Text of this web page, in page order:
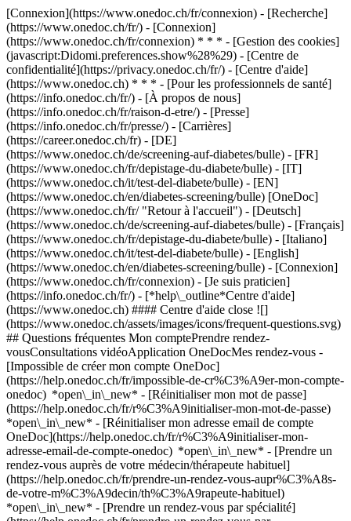
[Connexion](https://www.onedoc.ch/fr/connexion) - [Recherche]
(https://www.onedoc.ch/fr/) - [Connexion]
(https://www.onedoc.ch/fr/connexion) * * * - [Gestion des cookies]
(javascript:Didomi.preferences.show%28%29) - [Centre de
confidentialité](https://privacy.onedoc.ch/fr/) - [Centre d'aide]
(https://www.onedoc.ch) * * * - [Pour les professionnels de santé]
(https://info.onedoc.ch/fr/) - [À propos de nous]
(https://info.onedoc.ch/fr/raison-d-etre/) - [Presse]
(https://info.onedoc.ch/fr/presse/) - [Carrières]
(https://career.onedoc.ch/fr) - [DE]
(https://www.onedoc.ch/de/screening-auf-diabetes/bulle) - [FR]
(https://www.onedoc.ch/fr/depistage-du-diabete/bulle) - [IT]
(https://www.onedoc.ch/it/test-del-diabete/bulle) - [EN]
(https://www.onedoc.ch/en/diabetes-screening/bulle) [OneDoc]
(https://www.onedoc.ch/fr/ "Retour à l'accueil") - [Deutsch]
(https://www.onedoc.ch/de/screening-auf-diabetes/bulle) - [Français]
(https://www.onedoc.ch/fr/depistage-du-diabete/bulle) - [Italiano]
(https://www.onedoc.ch/it/test-del-diabete/bulle) - [English]
(https://www.onedoc.ch/en/diabetes-screening/bulle) - [Connexion]
(https://www.onedoc.ch/fr/connexion) - [Je suis praticien]
(https://info.onedoc.ch/fr/) - [*help\_outline*Centre d'aide]
(https://www.onedoc.ch) #### Centre d'aide close ![]
(https://www.onedoc.ch/assets/images/icons/frequent-questions.svg)
## Questions fréquentes Mon comptePrendre rendez-
vousConsultations vidéoApplication OneDocMes rendez-vous -
[Impossible de créer mon compte OneDoc]
(https://help.onedoc.ch/fr/impossible-de-cr%C3%A9er-mon-compte-
onedoc) *open\_in\_new* - [Réinitialiser mon mot de passe]
(https://help.onedoc.ch/fr/r%C3%A9initialiser-mon-mot-de-passe)
*open\_in\_new* - [Réinitialiser mon adresse email de compte
OneDoc](https://help.onedoc.ch/fr/r%C3%A9initialiser-mon-
adresse-email-de-compte-onedoc) *open\_in\_new* - [Prendre un
rendez-vous auprès de votre médecin/thérapeute habituel]
(https://help.onedoc.ch/fr/prendre-un-rendez-vous-aupr%C3%A8s-
de-votre-m%C3%A9decin/th%C3%A9rapeute-habituel)
*open\_in\_new* - [Prendre un rendez-vous par spécialité]